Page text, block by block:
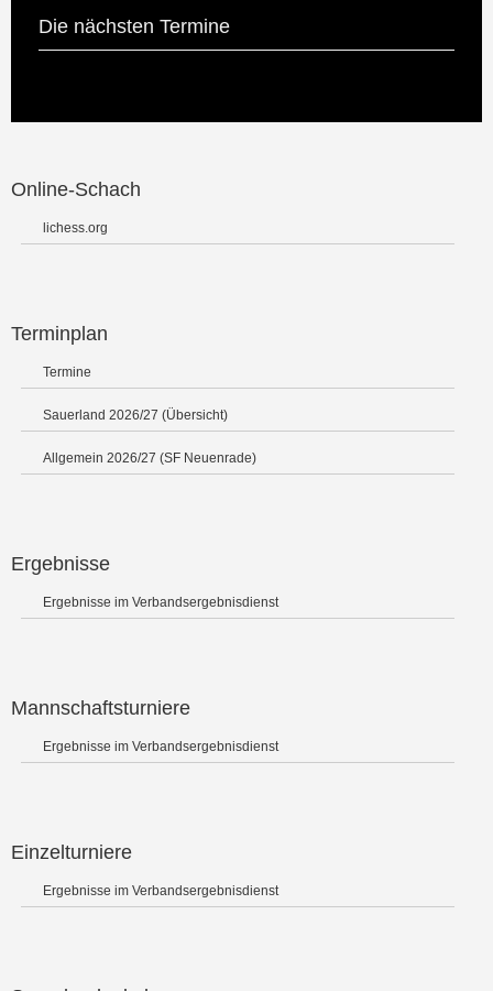
Die nächsten Termine
Online-Schach
lichess.org
Terminplan
Termine
Sauerland 2026/27 (Übersicht)
Allgemein 2026/27 (SF Neuenrade)
Ergebnisse
Ergebnisse im Verbandsergebnisdienst
Mannschaftsturniere
Ergebnisse im Verbandsergebnisdienst
Einzelturniere
Ergebnisse im Verbandsergebnisdienst